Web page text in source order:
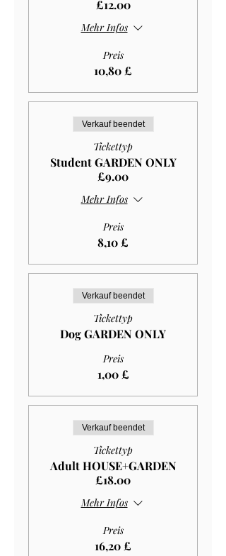
£12.00
Mehr Infos
Preis
10,80 £
Verkauf beendet
Tickettyp
Student GARDEN ONLY
£9.00
Mehr Infos
Preis
8,10 £
Verkauf beendet
Tickettyp
Dog GARDEN ONLY
Preis
1,00 £
Verkauf beendet
Tickettyp
Adult HOUSE+GARDEN
£18.00
Mehr Infos
Preis
16,20 £